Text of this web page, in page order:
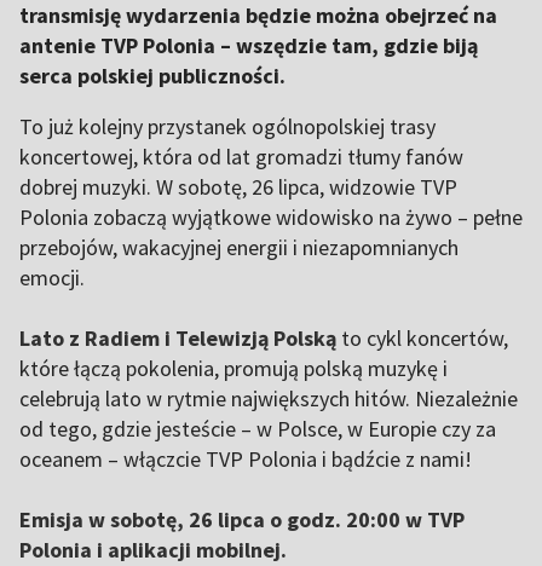
transmisję wydarzenia będzie można obejrzeć na
antenie TVP Polonia – wszędzie tam, gdzie biją
serca polskiej publiczności.
To już kolejny przystanek ogólnopolskiej trasy
koncertowej, która od lat gromadzi tłumy fanów
dobrej muzyki. W sobotę, 26 lipca, widzowie TVP
Polonia zobaczą wyjątkowe widowisko na żywo – pełne
przebojów, wakacyjnej energii i niezapomnianych
emocji.
Lato z Radiem i Telewizją Polską to cykl koncertów,
które łączą pokolenia, promują polską muzykę i
celebrują lato w rytmie największych hitów. Niezależnie
od tego, gdzie jesteście – w Polsce, w Europie czy za
oceanem – włączcie TVP Polonia i bądźcie z nami!
Emisja w sobotę, 26 lipca o godz. 20:00 w TVP
Polonia i aplikacji mobilnej.